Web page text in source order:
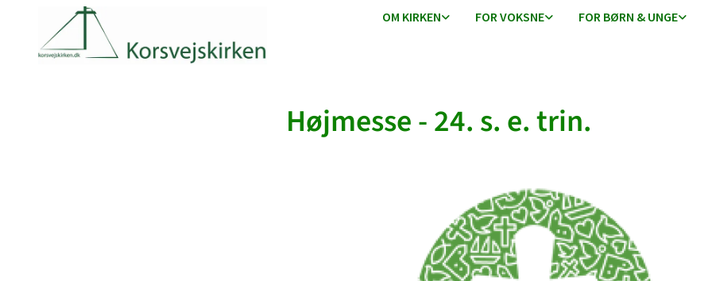
OM KIRKEN FOR VOKSNE FOR BØRN & UNGE
Højmesse - 24. s. e. trin.